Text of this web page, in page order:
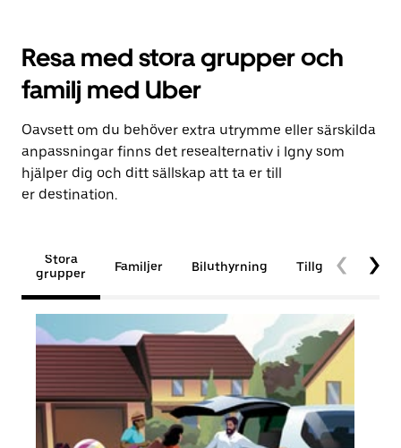
Resa med stora grupper och
familj med Uber
Oavsett om du behöver extra utrymme eller särskilda
anpassningar finns det resealternativ i Igny som
hjälper dig och ditt sällskap att ta er till
er destination.
Stora
grupper
Familjer Biluthyrning Tillgänglighet